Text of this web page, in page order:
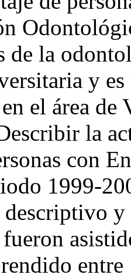
de la
y
el área
la
con
1999-